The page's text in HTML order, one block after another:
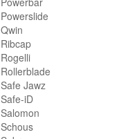
Powerslide
Qwin
Ribcap
Rogelli
Rollerblade
Safe Jawz
Safe-iD
Salomon
Schous